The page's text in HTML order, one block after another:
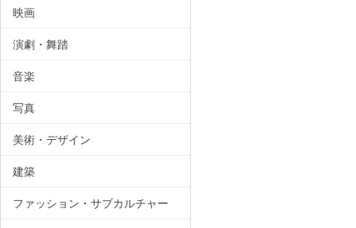
映画
演劇・舞踏
音楽
写真
美術・デザイン
建築
ファッション・サブカルチャー